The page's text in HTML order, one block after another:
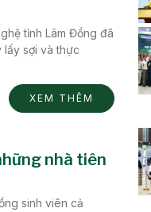
tỉnh Lâm Đồng đã
lấy sợi và thực
XEM THÊM
nhà tiên
sinh viên cả